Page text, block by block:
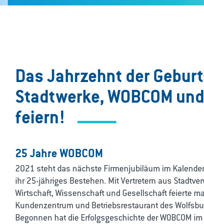
Das Jahrzehnt der
Stadtwerke, WOBCOM
feiern!
25 Jahre WOBCOM
2021 steht das nächste Firmenjubiläum im Kalender
ihr 25-jähriges Bestehen. Mit Vertretern aus
Wirtschaft, Wissenschaft und Gesellschaft feierte
Kundenzentrum und Betriebsrestaurant des
Begonnen hat die Erfolgsgeschichte der WOBCOM